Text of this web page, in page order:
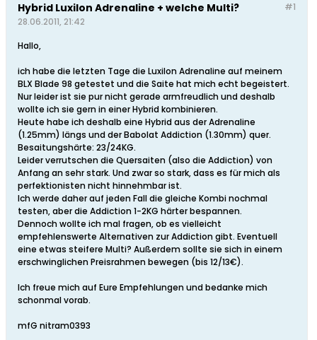
#1
Hybrid Luxilon Adrenaline + welche Multi?
28.06.2011, 21:42
Hallo,
ich habe die letzten Tage die Luxilon Adrenaline auf meinem
BLX Blade 98 getestet und die Saite hat mich echt begeistert.
Nur leider ist sie pur nicht gerade armfreudlich und deshalb
wollte ich sie gern in einer Hybrid kombinieren.
Heute habe ich deshalb eine Hybrid aus der Adrenaline
(1.25mm) längs und der Babolat Addiction (1.30mm) quer.
Besaitungshärte: 23/24KG.
Leider verrutschen die Quersaiten (also die Addiction) von
Anfang an sehr stark. Und zwar so stark, dass es für mich als
perfektionisten nicht hinnehmbar ist.
Ich werde daher auf jeden Fall die gleiche Kombi nochmal
testen, aber die Addiction 1-2KG härter bespannen.
Dennoch wollte ich mal fragen, ob es vielleicht
empfehlenswerte Alternativen zur Addiction gibt. Eventuell
eine etwas steifere Multi? Außerdem sollte sie sich in einem
erschwinglichen Preisrahmen bewegen (bis 12/13€).
Ich freue mich auf Eure Empfehlungen und bedanke mich
schonmal vorab.
mfG nitram0393